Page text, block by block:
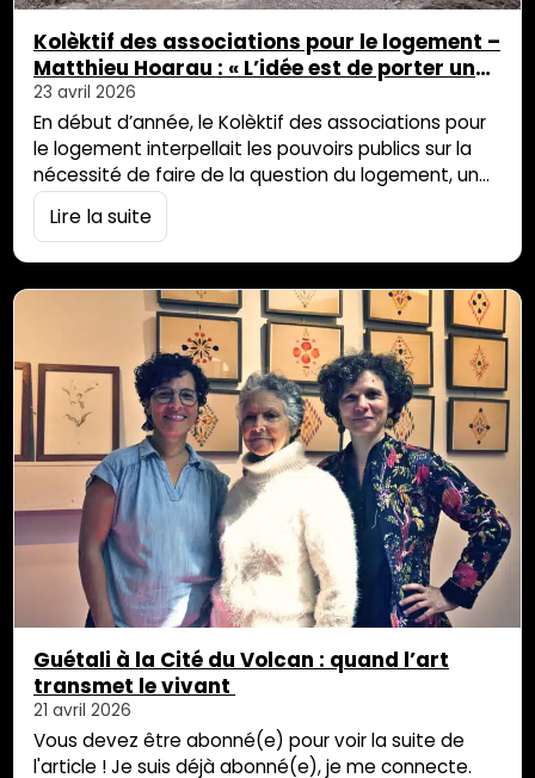
Kolèktif des associations pour le logement –
Matthieu Hoarau : « L’idée est de porter une
parole commune dans un contexte
d’urgence sociale »
23 avril 2026
En début d’année, le Kolèktif des associations pour
le logement interpellait les pouvoirs publics sur la
nécessité de faire de la question du logement, un
enjeu majeur des politiques sociales. Ce jeudi 23
avril, alors que les élections municipales sont
du mal-logement à La Réunion. Pour […]
Lire la suite
Guétali à la Cité du Volcan : quand l’art
transmet le vivant
21 avril 2026
Vous devez être abonné(e) pour voir la suite de
l'article ! Je suis déjà abonné(e), je me connecte.